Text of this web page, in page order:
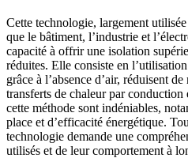
Cette technologie, largement
que le bâtiment, l’industrie et
capacité à offrir une isolation
réduites. Elle consiste en
grâce à l’absence d’air, réduisent
transferts de chaleur par
cette méthode sont indéniables,
place et d’efficacité énergétique.
technologie demande une
utilisés et de leur comportement à